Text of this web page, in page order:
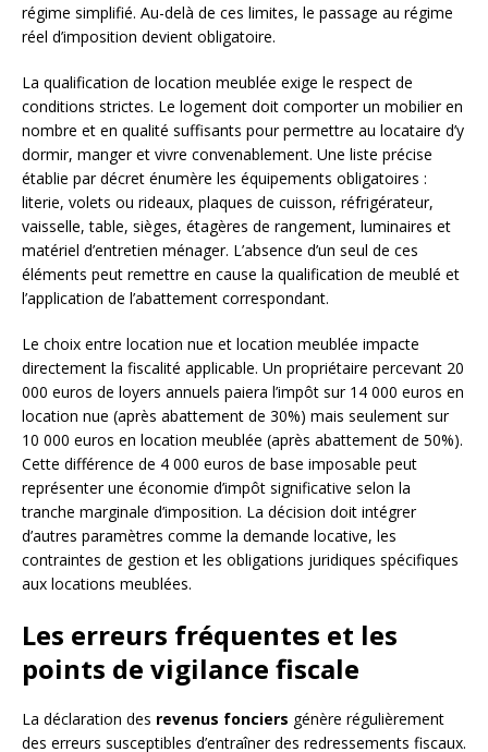
régime simplifié. Au-delà de ces limites, le passage au régime
réel d’imposition devient obligatoire.
La qualification de location meublée exige le respect de
conditions strictes. Le logement doit comporter un mobilier en
nombre et en qualité suffisants pour permettre au locataire d’y
dormir, manger et vivre convenablement. Une liste précise
établie par décret énumère les équipements obligatoires :
literie, volets ou rideaux, plaques de cuisson, réfrigérateur,
vaisselle, table, sièges, étagères de rangement, luminaires et
matériel d’entretien ménager. L’absence d’un seul de ces
éléments peut remettre en cause la qualification de meublé et
l’application de l’abattement correspondant.
Le choix entre location nue et location meublée impacte
directement la fiscalité applicable. Un propriétaire percevant 20
000 euros de loyers annuels paiera l’impôt sur 14 000 euros en
location nue (après abattement de 30%) mais seulement sur
10 000 euros en location meublée (après abattement de 50%).
Cette différence de 4 000 euros de base imposable peut
représenter une économie d’impôt significative selon la
tranche marginale d’imposition. La décision doit intégrer
d’autres paramètres comme la demande locative, les
contraintes de gestion et les obligations juridiques spécifiques
aux locations meublées.
Les erreurs fréquentes et les
points de vigilance fiscale
La déclaration des revenus fonciers génère régulièrement
des erreurs susceptibles d’entraîner des redressements fiscaux.